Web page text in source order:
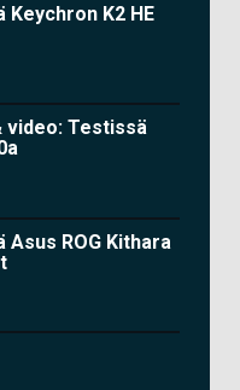
K2 HE
video: Testissä
ROG Kithara